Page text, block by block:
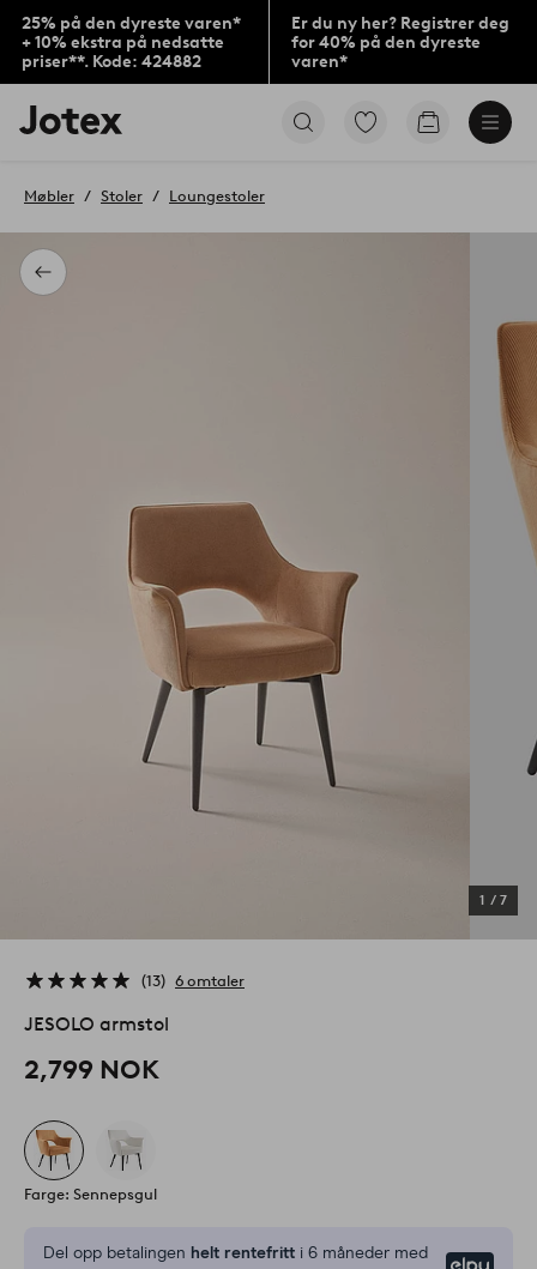
25% på den dyreste varen*
+ 10% ekstra på nedsatte
priser**. Kode: 424882
Er du ny her? Registrer deg
for 40% på den dyreste
varen*
Jotex’
logo
til
Gå
Gå
Tilbake
Møbler Stoler Loungestoler
1 / 7
13 6 omtaler
JESOLO armstol
2,799 NOK
Farge: Sennepsgul
Del opp betalingen helt rentefritt i 6 måneder med